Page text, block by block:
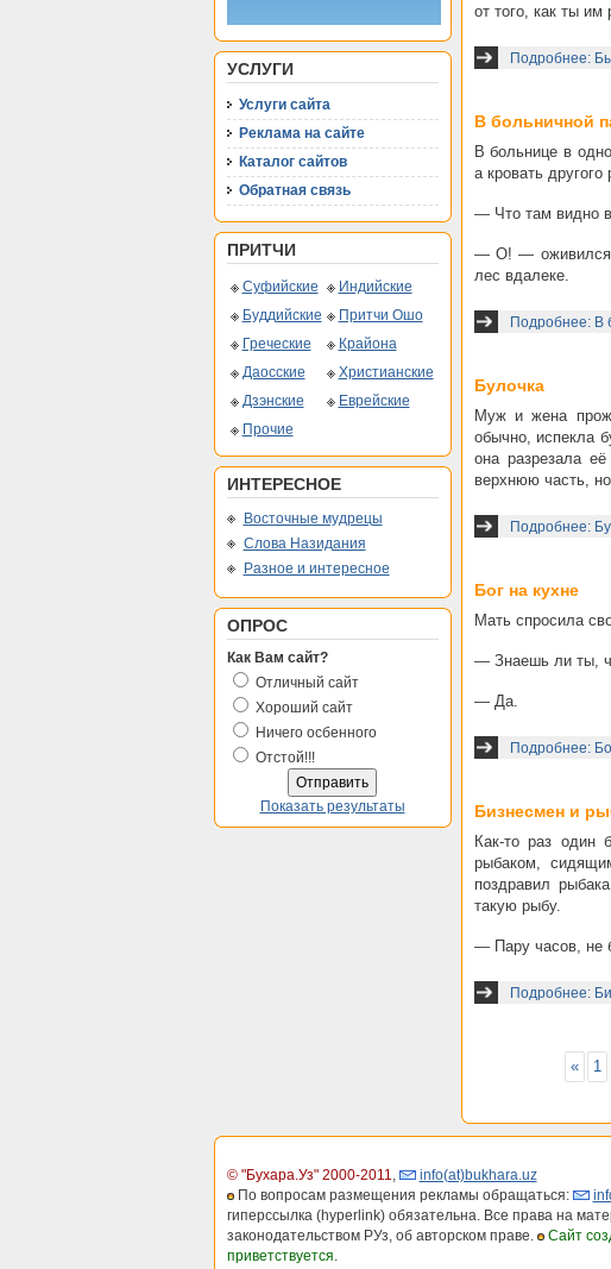
УСЛУГИ
Услуги сайта
Реклама на сайте
Каталог сайтов
Обратная связь
ПРИТЧИ
Суфийские
Индийские
Буддийские
Притчи Ошо
Греческие
Крайона
Даосские
Христианские
Дзэнские
Еврейские
Прочие
ИНТЕРЕСНОЕ
Восточные мудрецы
Слова Назидания
Разное и интересное
ОПРОС
Как Вам сайт?
Отличный сайт
Хороший сайт
Ничего осбенного
Отстой!!!
Показать результаты
от того, как ты им
Подробнее:
В больничной
В больнице в
а кровать
— Что там видно в
— О! — оживился
лес вдалеке.
Подробнее: В
Булочка
Муж и жена
обычно, испекла
она разрезала
верхнюю часть,
Подробнее:
Бог на кухне
Мать спросила
— Знаешь ли ты,
— Да.
Подробнее:
Бизнесмен и
Как-то раз один
рыбаком,
поздравил
такую рыбу.
— Пару часов, не
Подробнее:
« 1
© "Бухара.Уз" 2000-2011,
info(at)bukhara.uz
По вопросам размещения рекламы обращаться:
гиперссылка (hyperlink) обязательна. Все права на
законодательством РУз, об авторском праве.
Сайт
приветствуется.